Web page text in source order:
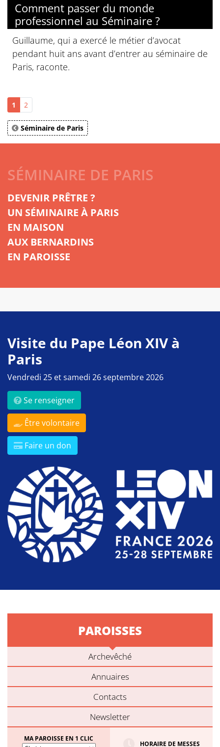
Comment passer du monde
professionnel au Séminaire ?
Guillaume, qui a exercé le métier d’avocat
pendant huit ans avant d’entrer au séminaire de
Paris, raconte.
1 2
Séminaire de Paris
SÉMINAIRE DE PARIS
DEVENIR PRÊTRE ?
UN SÉMINAIRE À PARIS
EN MAISON
AUX BERNARDINS
EN PAROISSE
Visite du Pape Léon XIV à
Paris
Vendredi 25 et samedi 26 septembre 2026
Se renseigner
Être volontaire
Faire un don
PAROISSES
Archevêché
Annuaires
Contacts
Newsletter
MA PAROISSE EN 1 CLIC
HORAIRE DE MESSES